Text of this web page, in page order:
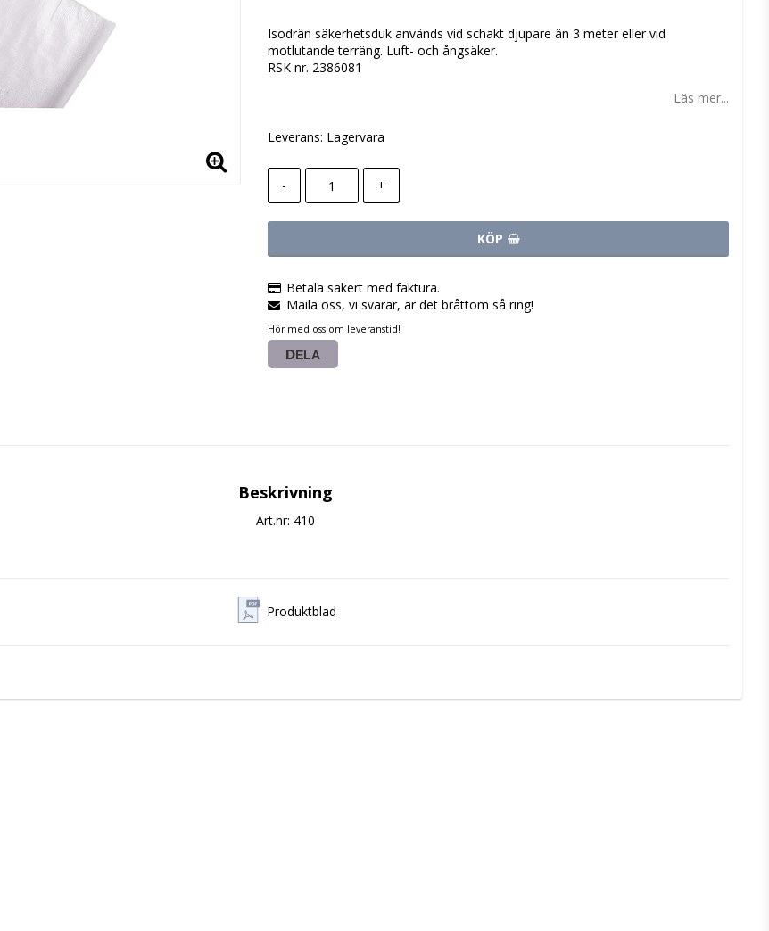
Lägg till i favoritlistan
Isodrän säkerhetsduk används vid schakt djupare än 3 meter eller vid
motlutande terräng. Luft- och ångsäker.
RSK nr. 2386081
Läs mer...
Leverans: Lagervara
- +
KÖP
Betala säkert med faktura.
Maila oss, vi svarar, är det bråttom så ring!
Hör med oss om leveranstid!
DELA
Beskrivning
Art.nr: 410
Produktblad